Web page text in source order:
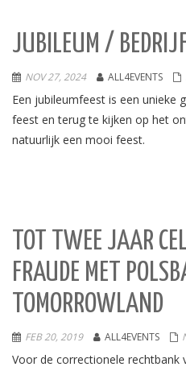
JUBILEUM /
NOV 27, 2024 ALL4EVENTS
Een jubileumfeest is een unieke
feest en terug te kijken op het
natuurlijk een mooi feest.
TOT TWEE JAAR
FRAUDE MET
TOMORROWLAND
FEB 20, 2019 ALL4EVENTS
Voor de correctionele rechtbank